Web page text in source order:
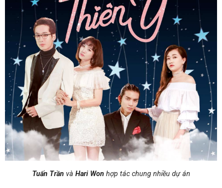
Tuấn Trầnvà Hari Wonhợp tác chung nhiều dự án